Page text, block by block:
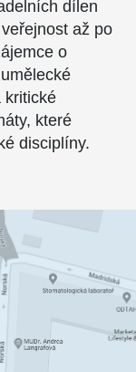
dílen
až po
o
kritické
které
disciplíny.